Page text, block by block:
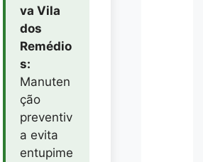
va Vila
dos
Remédio
s:
Manuten
ção
preventiv
a evita
entupime